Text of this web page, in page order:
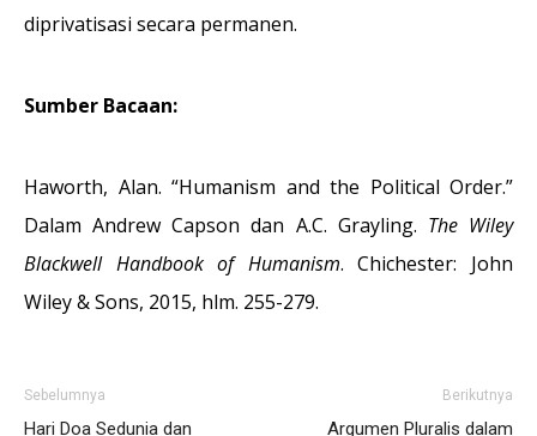
diprivatisasi secara permanen.
Sumber Bacaan:
Haworth, Alan. “Humanism and the Political Order.”
Dalam Andrew Capson dan A.C. Grayling. The Wiley
Blackwell Handbook of Humanism. Chichester: John
Wiley & Sons, 2015, hlm. 255-279.
Sebelumnya
Hari Doa Sedunia dan
Berikutnya
Argumen Pluralis dalam